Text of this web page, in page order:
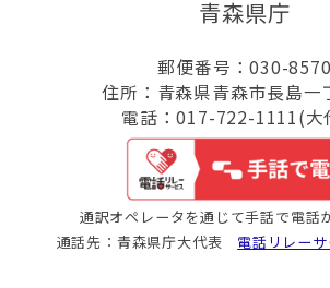
青森県庁
郵便番号：030-8570
住所：青森県青森市長島一
電話：017-722-1111(大
通訳オペレータを通じて手話で電話
通話先：青森県庁大代表 電話リレー